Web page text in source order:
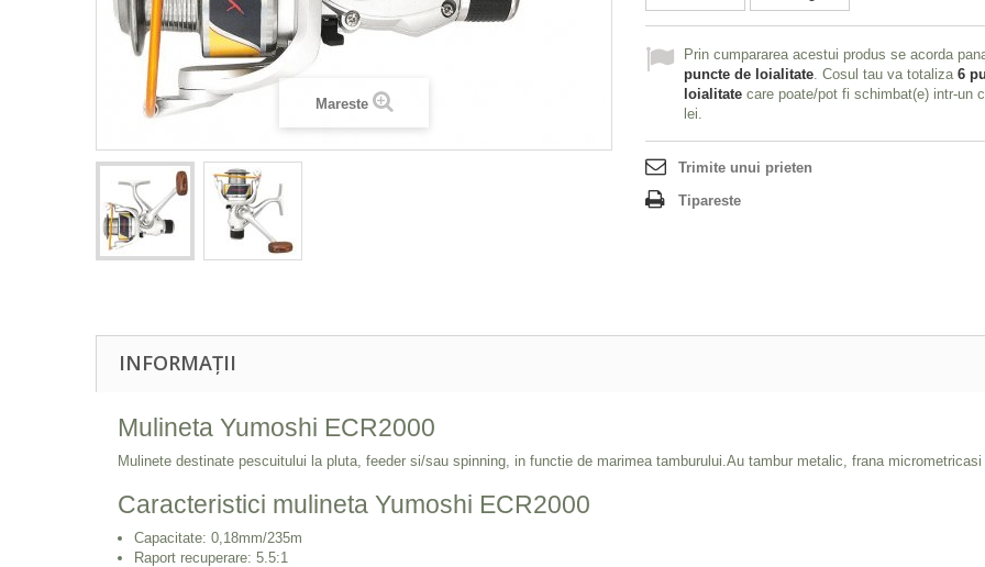
Mareste
Prin cumpararea acestui produs se acorda
puncte de loialitate. Cosul tau va totaliza 6
loialitate care poate/pot fi schimbat(e) intr-un
lei.
Trimite unui prieten
Tipareste
INFORMAȚII
Mulineta Yumoshi ECR2000
Mulinete destinate pescuitului la pluta, feeder si/sau spinning, in functie de marimea tamburului.Au tambur metalic, frana
Caracteristici mulineta Yumoshi ECR2000
Capacitate: 0,18mm/235m
Raport recuperare: 5.5:1